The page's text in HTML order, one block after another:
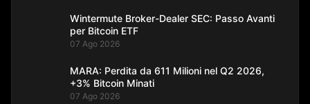
Wintermute Broker-Dealer SEC: Passo Avanti
per Bitcoin ETF
07 Ago 2026
MARA: Perdita da 611 Milioni nel Q2 2026,
+3% Bitcoin Minati
07 Ago 2026